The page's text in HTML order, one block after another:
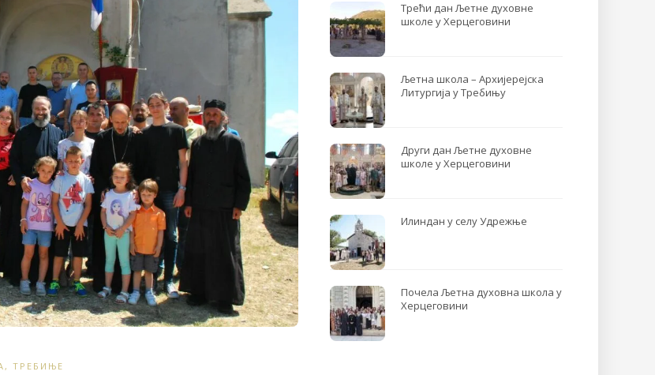
, ТРЕБИЊЕ
Трећи дан Љетне духовне
школе у Херцеговини
Љетна школа – Архијерејска
Литургија у Требињу
Други дан Љетне духовне
школе у Херцеговини
Илиндан у селу Удрежње
Почела Љетна духовна школа у
Херцеговини